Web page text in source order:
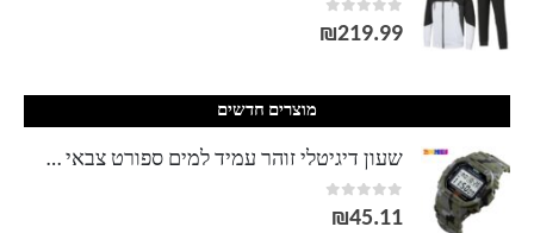
0
out of 5
₪219.99
מוצרים חדשים
שעון דיגיטלי זוהר עמיד למים ספורט צבאי גברים שעוני יד שעוני גברים Relogio Masculino relojes para hombre
0
out of 5
₪45.11